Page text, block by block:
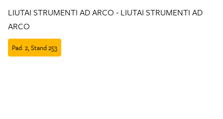
LIUTAI STRUMENTI AD ARCO - LIUTAI STRUMENTI AD
ARCO
Pad. 2,Stand253